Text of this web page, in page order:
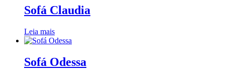
Sofá Claudia
Leia mais
Sofá Odessa